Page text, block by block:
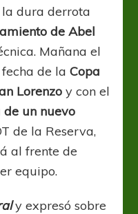
dura derrota
de Abel
Mañana el
de laCopa
Lorenzo y con el
un nuevo
de la Reserva,
al frente de
equipo.
y expresó sobre